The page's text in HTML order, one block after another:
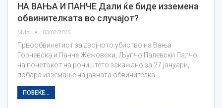
НА ВАЊА И ПАНЧЕ Дали ќе биде изземена
обвинителката во случајот?
МИА 03/02/2025
Првообвинетиот за двојното убиство на Вања
Ѓорчевска и Панче Жежовски, Љупчо Палевски Палчо,
на почетокот на рочиштето закажано за 27 јануари,
побара изземање на јавната обвинителка…
ПОВЕЌЕ...